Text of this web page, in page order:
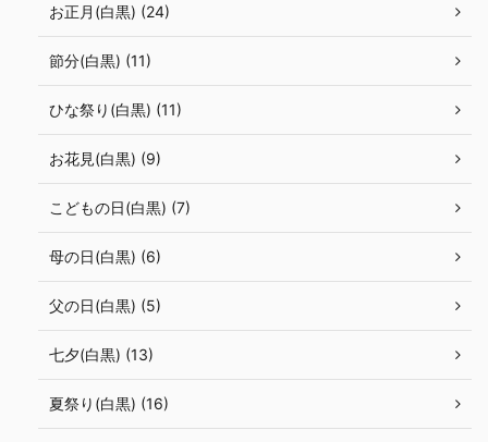
お正月(白黒) (24)
節分(白黒) (11)
ひな祭り(白黒) (11)
お花見(白黒) (9)
こどもの日(白黒) (7)
母の日(白黒) (6)
父の日(白黒) (5)
七夕(白黒) (13)
夏祭り(白黒) (16)